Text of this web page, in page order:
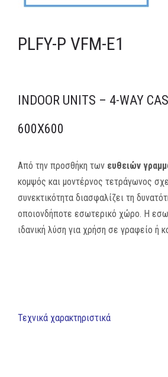
E-SHOP
PLFY-P VFM-E1
INDOOR UNITS – 4-WAY
600X600
Από την προσθήκη των ευθειών
κομψός και μοντέρνος τετράγωνος
συνεκτικότητα διασφαλίζει τη
οποιονδήποτε εσωτερικό χώρο. Η
ιδανική λύση για χρήση σε γραφείο ή
Τεχνικά χαρακτηριστικά